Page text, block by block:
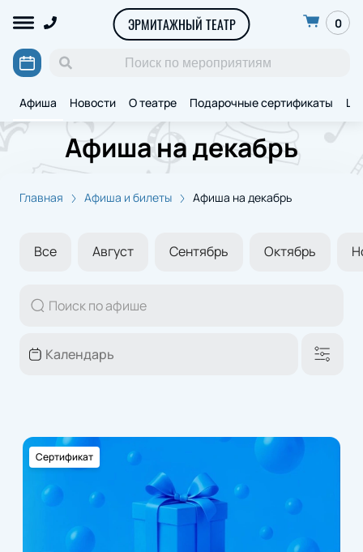
ЭРМИТАЖНЫЙ ТЕАТР 0
Афиша Новости О театре Подарочные сертификаты
Афиша на декабрь
Главная Афиша и билеты Афиша на декабрь
Все Август Сентябрь Октябрь
Сертификат